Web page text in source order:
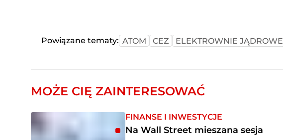
Powiązane tematy: ATOM CEZ ELEKTROWNIE JĄDROWE
MOŻE CIĘ ZAINTERESOWAĆ
FINANSE I INWESTYCJE
Na Wall Street mieszana sesja